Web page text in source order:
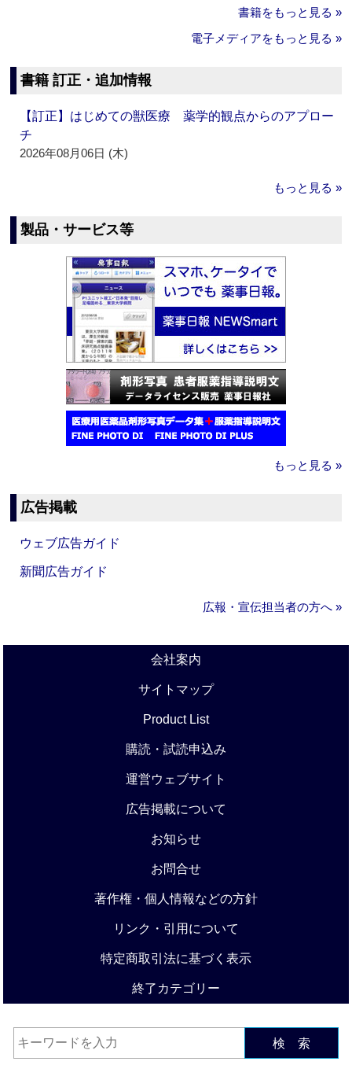
書籍をもっと見る »
電子メディアをもっと見る »
書籍 訂正・追加情報
【訂正】はじめての獣医療 薬学的観点からのアプロー
チ
2026年08月06日 (木)
もっと見る »
製品・サービス等
もっと見る »
広告掲載
ウェブ広告ガイド
新聞広告ガイド
広報・宣伝担当者の方へ »
会社案内
サイトマップ
Product List
購読・試読申込み
運営ウェブサイト
広告掲載について
お知らせ
お問合せ
著作権・個人情報などの方針
リンク・引用について
特定商取引法に基づく表示
終了カテゴリー
検 索